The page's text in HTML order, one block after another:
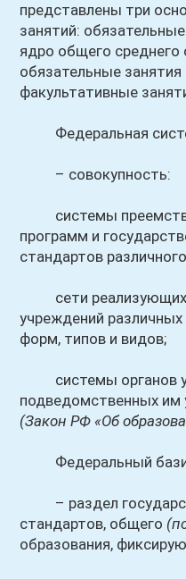
представлены три
занятий:
ядро общего среднего
обязательные
факультативные
Федеральная
– совокупность:
системы
программ и
стандартов
сети реализующих
учреждений
форм, типов и видов;
системы органов
подведомственных им
(Закон РФ «Об
Федеральный
– раздел
стандартов, общего
образования,